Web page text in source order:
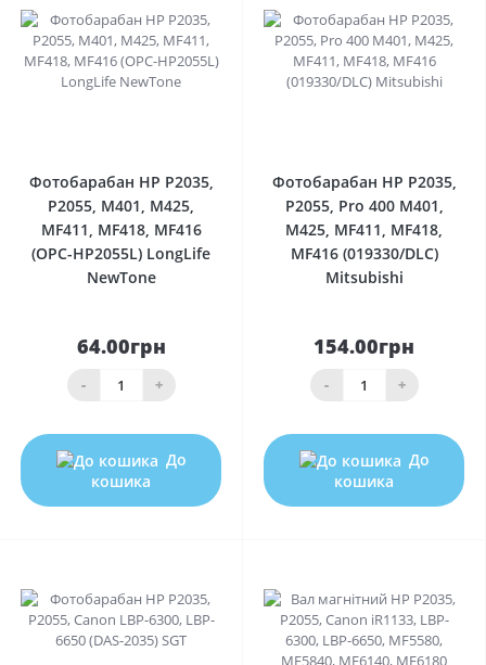
Фотобарабан HP P2035,
P2055, M401, M425,
MF411, MF418, MF416
(OPC-HP2055L) LongLife
NewTone
64.00грн
- +
До
кошика
Фотобарабан HP P2035,
P2055, Pro 400 M401,
M425, MF411, MF418,
MF416 (019330/DLC)
Mitsubishi
154.00грн
- +
До
кошика